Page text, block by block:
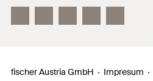
fischer Austria GmbH Impresum